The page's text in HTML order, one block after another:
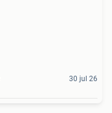
30 jul 26